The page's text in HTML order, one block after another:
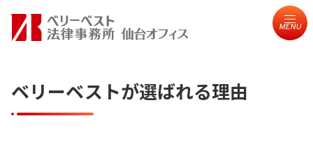
MENU
ベリーベストが選ばれる理由